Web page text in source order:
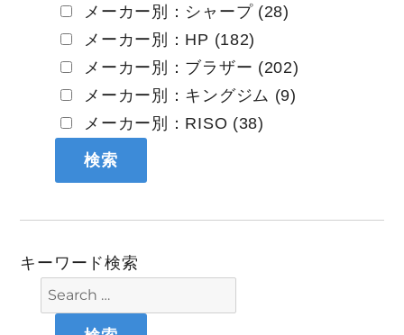
メーカー別：シャープ (28)
メーカー別：HP (182)
メーカー別：ブラザー (202)
メーカー別：キングジム (9)
メーカー別：RISO (38)
キーワード検索